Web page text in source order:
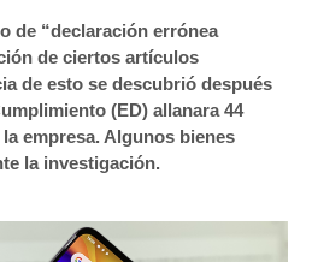
de “declaración errónea
de ciertos artículos
de esto se descubrió después
(ED) allanara 44
empresa. Algunos bienes
la investigación.